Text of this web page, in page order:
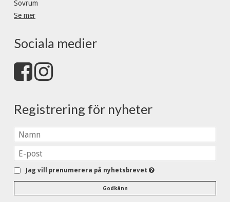
Sovrum
Se mer
Sociala medier
Registrering för nyheter
Jag vill prenumerera på nyhetsbrevet
Godkänn